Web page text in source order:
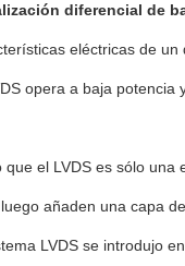
diferencial de
eléctricas de un
opera a baja potencia
que el LVDS es sólo una
añaden una capa
LVDS se introdujo